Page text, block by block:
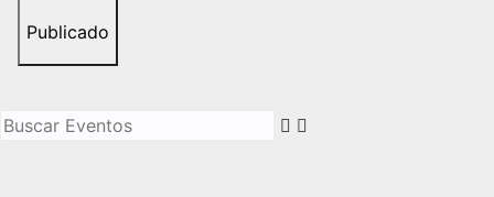
Publicado
Buscar Eventos